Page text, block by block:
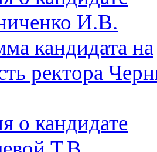
И.В.
кандидата на
ректора
о кандидате